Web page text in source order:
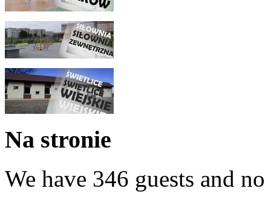
Na stronie
We have 346 guests and